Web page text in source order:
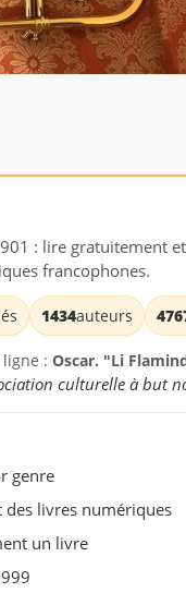
: lire gratuitement
francophones.
1434auteurs
: Oscar. "Li
culturelle à but
genre
livres numériques
un livre